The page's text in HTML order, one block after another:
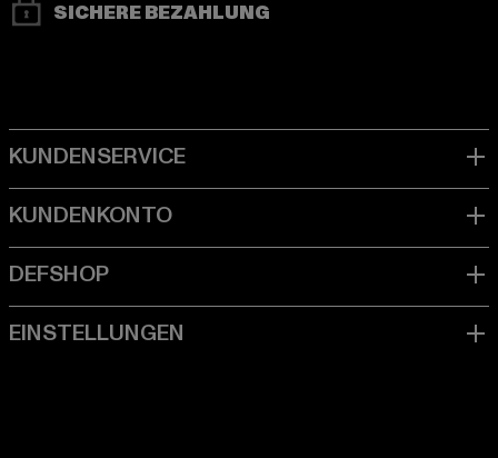
SICHERE BEZAHLUNG